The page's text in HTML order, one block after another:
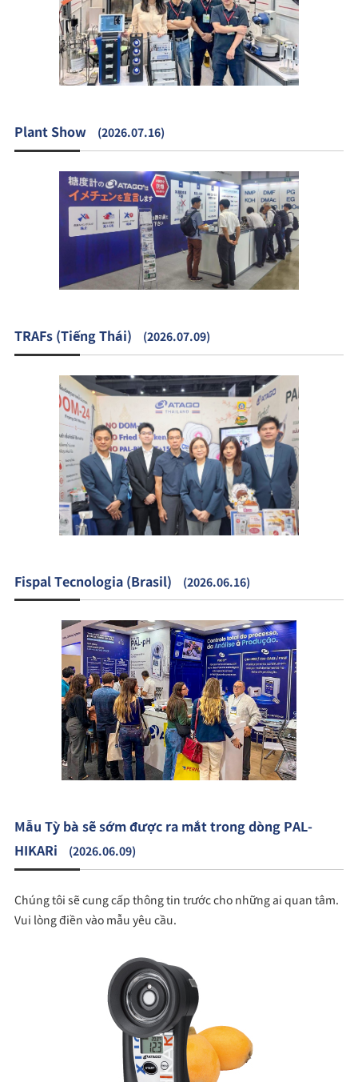
Plant Show (2026.07.16)
TRAFs (Tiếng Thái) (2026.07.09)
Fispal Tecnologia (Brasil) (2026.06.16)
Mẫu Tỳ bà sẽ sớm được ra mắt trong dòng PAL-
HIKARi
(2026.06.09)
Chúng tôi sẽ cung cấp thông tin trước cho những ai quan tâm.
Vui lòng điền vào mẫu yêu cầu.